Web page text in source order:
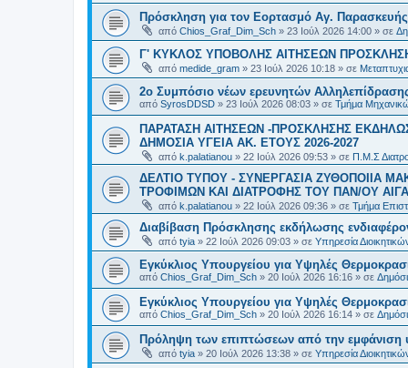
Πρόσκληση για τον Εορτασμό Αγ.
από Chios_Graf_Dim_Sch » 23 Ιούλ 2026 14:00 » σε
Γ' ΚΥΚΛΟΣ ΥΠΟΒΟΛΗΣ ΑΙΤΗΣΕΩΝ
από medide_gram » 23 Ιούλ 2026 10:18 » σε
2ο Συμπόσιο νέων ερευνητών
από SyrosDDSD » 23 Ιούλ 2026 08:03 » σε Τμήμα
ΠΑΡΑΤΑΣΗ ΑΙΤΗΣΕΩΝ -ΠΡΟΣΚΛΗΣΗΣ
ΔΗΜΟΣΙΑ ΥΓΕΙΑ AK. ETOYΣ 2026-2027
από k.palatianou » 22 Ιούλ 2026 09:53 » σε Π.Μ.Σ
ΔΕΛΤΙΟ ΤΥΠΟΥ - ΣΥΝΕΡΓΑΣΙΑ ΖΥΘΟΠΟΙΙΑ
ΤΡΟΦΙΜΩΝ ΚΑΙ ΔΙΑΤΡΟΦΗΣ ΤΟΥ ΠΑΝ/ΟΥ
από k.palatianou » 22 Ιούλ 2026 09:36 » σε Τμήμα
Διαβίβαση Πρόσκλησης εκδήλωσης
από tyia » 22 Ιούλ 2026 09:03 » σε Υπηρεσία
Εγκύκλιος Υπουργείου για Υψηλές
από Chios_Graf_Dim_Sch » 20 Ιούλ 2026 16:16 » σε
Εγκύκλιος Υπουργείου για Υψηλές
από Chios_Graf_Dim_Sch » 20 Ιούλ 2026 16:14 » σε
Πρόληψη των επιπτώσεων από την εμφάνιση
από tyia » 20 Ιούλ 2026 13:38 » σε Υπηρεσία